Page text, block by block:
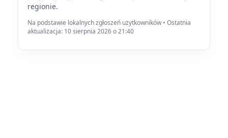
regionie.
Na podstawie lokalnych zgłoszeń użytkowników • Ostatnia
aktualizacja: 10 sierpnia 2026 o 21:40